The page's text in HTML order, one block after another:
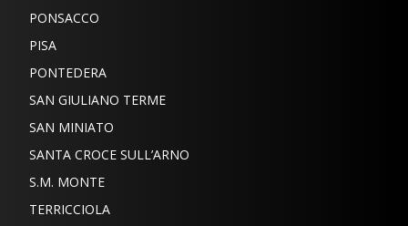
PONSACCO
PISA
PONTEDERA
SAN GIULIANO TERME
SAN MINIATO
SANTA CROCE SULL’ARNO
S.M. MONTE
TERRICCIOLA